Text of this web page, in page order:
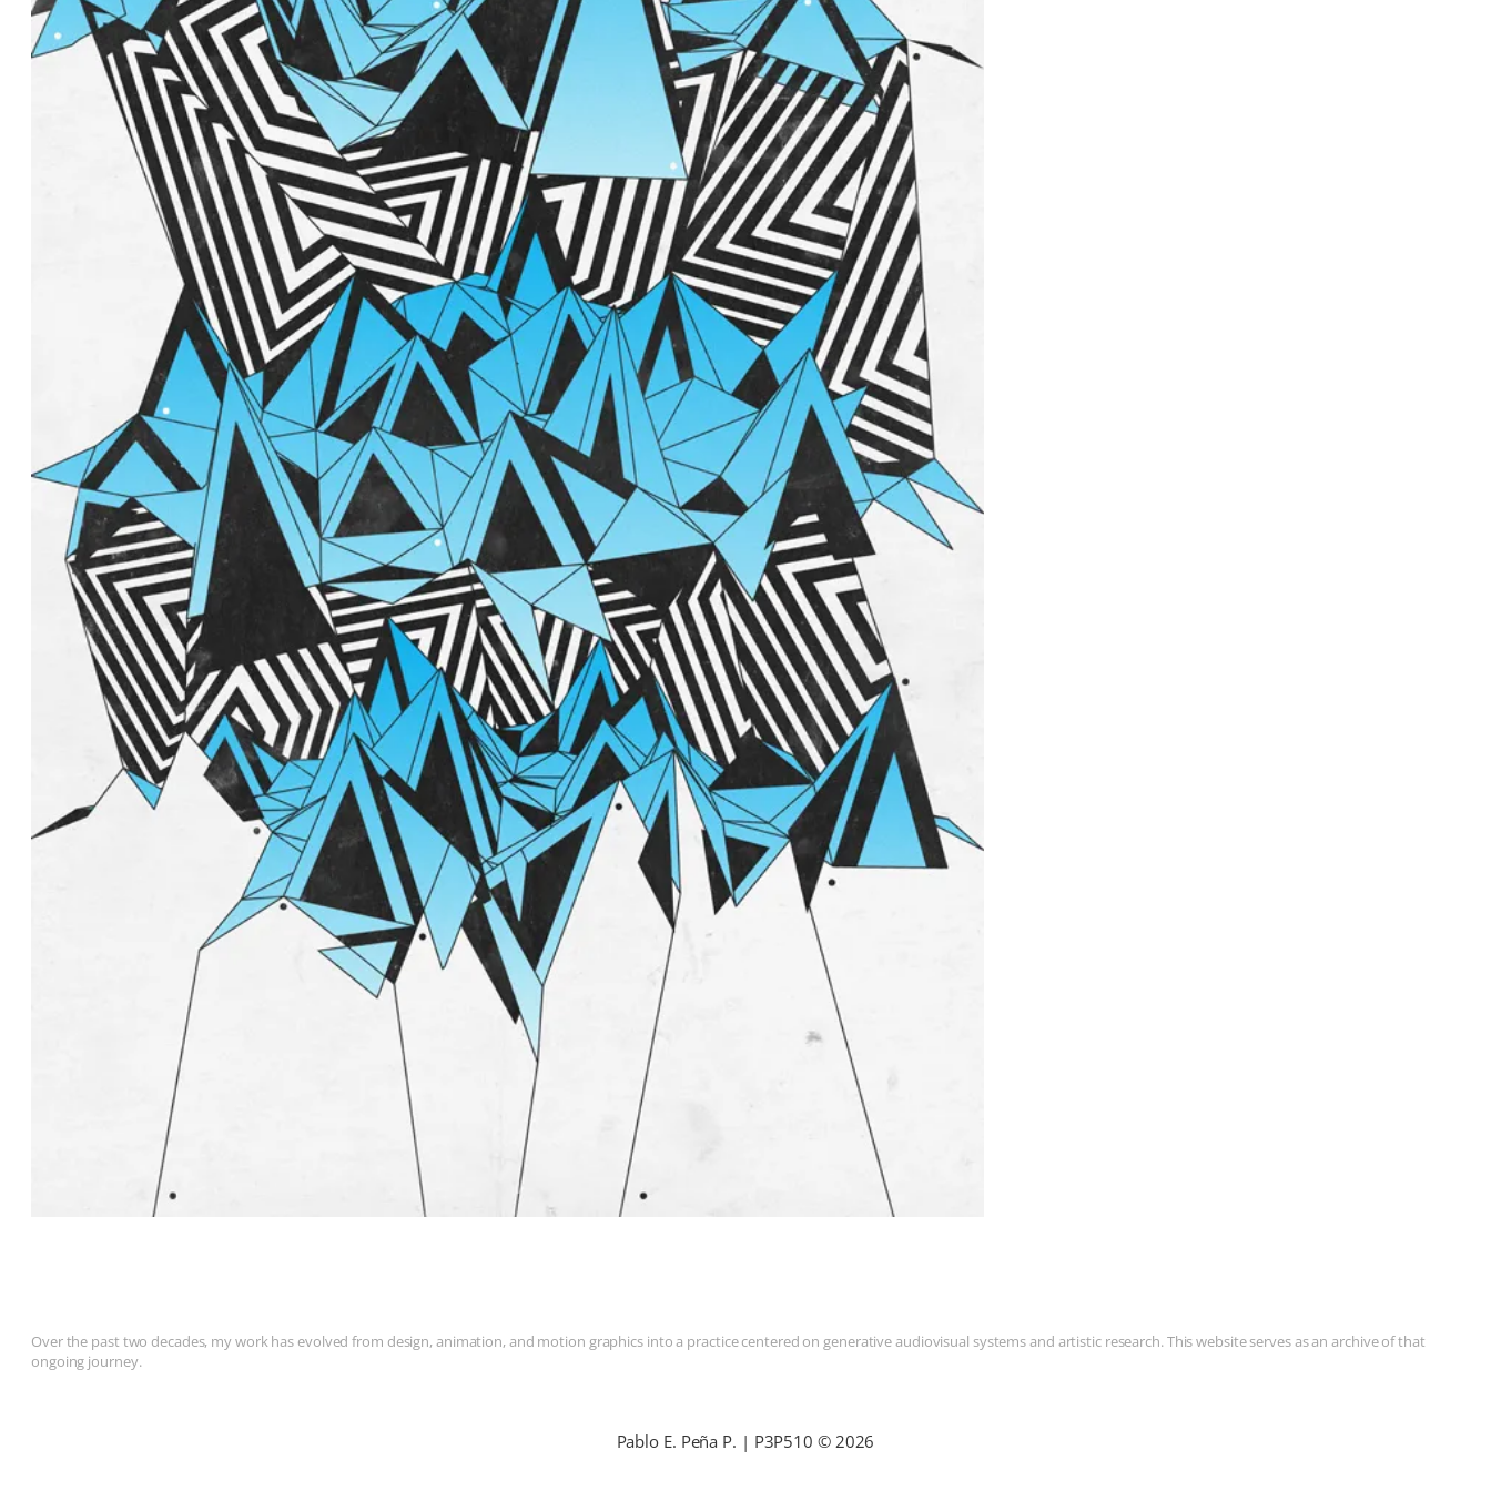
Over the past two decades, my work has evolved from design, animation, and motion graphics into a practice centered on generative audiovisual systems and artistic research. This website serves as an archive of that
ongoing journey.
Pablo E. Peña P. | P3P510 © 2026